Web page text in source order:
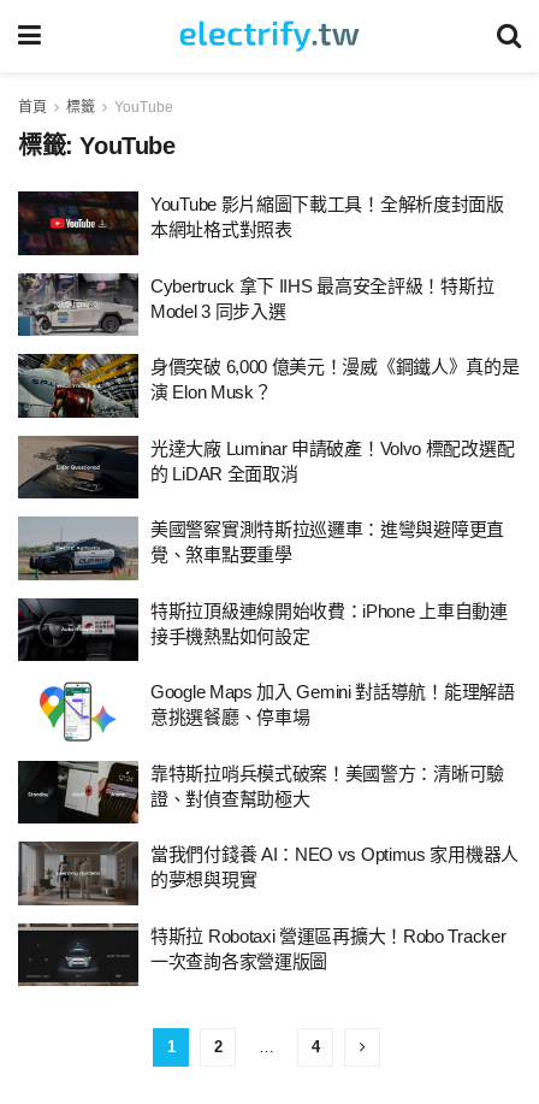
首頁 標籤 YouTube
標籤:YouTube
YouTube 影片縮圖下載工具！全解析度封面版
本網址格式對照表
Cybertruck 拿下 IIHS 最高安全評級！特斯拉
Model 3 同步入選
身價突破 6,000 億美元！漫威《鋼鐵人》真的是
演 Elon Musk？
光達大廠 Luminar 申請破產！Volvo 標配改選配
的 LiDAR 全面取消
美國警察實測特斯拉巡邏車：進彎與避障更直
覺、煞車點要重學
特斯拉頂級連線開始收費：iPhone 上車自動連
接手機熱點如何設定
Google Maps 加入 Gemini 對話導航！能理解語
意挑選餐廳、停車場
靠特斯拉哨兵模式破案！美國警方：清晰可驗
證、對偵查幫助極大
當我們付錢養 AI：NEO vs Optimus 家用機器人
的夢想與現實
特斯拉 Robotaxi 營運區再擴大！Robo Tracker
一次查詢各家營運版圖
1 2 … 4